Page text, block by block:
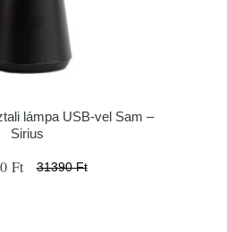
lámpa USB-vel Sam –
Sirius
Ft 31390 Ft